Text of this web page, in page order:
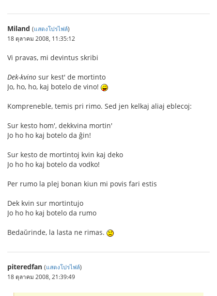
Miland (แสดงโปรไฟล์)
18 ตุลาคม 2008, 11:35:12
Vi pravas, mi devintus skribi
Dek-kvino sur kest' de mortinto
Jo, ho, ho, kaj botelo de vino!
Kompreneble, temis pri rimo. Sed jen kelkaj aliaj eblecoj:
Sur kesto hom', dekkvina mortin'
Jo ho ho kaj botelo da ĝin!
Sur kesto de mortintoj kvin kaj deko
Jo ho ho kaj botelo da vodko!
Per rumo la plej bonan kiun mi povis fari estis
Dek kvin sur mortintujo
Jo ho ho kaj botelo da rumo
Bedaŭrinde, la lasta ne rimas.
piteredfan (แสดงโปรไฟล์)
18 ตุลาคม 2008, 21:39:49